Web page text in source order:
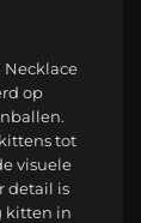
Necklace
op
tot
visuele
detail is
kitten in